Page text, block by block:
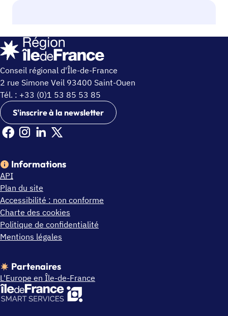
Conseil régional d'Île-de-France
2 rue Simone Veil 93400 Saint-Ouen
Tél. : +33 (0)1 53 85 53 85
S'inscrire à la newsletter
Facebook Ile de France (nouvelle fenêtre)
Instagram Ile de France (nouvelle fenêtre)
Linkedin Ile de France (nouvelle fenêtre)
X Ile de France (nouvelle fenêtre)
Informations
API
Plan du site
Accessibilité : non conforme
Charte des cookies
Politique de confidentialité
Mentions légales
Partenaires
L'Europe en Île-de-France